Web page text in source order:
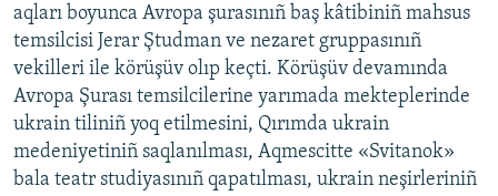
aqları boyunca Avropa şurasınıñ baş kâtibiniñ mahsus
temsilcisi Jerar Ştudman ve nezaret gruppasınıñ
vekilleri ile körüşüv olıp keçti. Körüşüv devamında
Avropa Şurası temsilcilerine yarımada mekteplerinde
ukrain tiliniñ yoq etilmesini, Qırımda ukrain
medeniyetiniñ saqlanılması, Aqmescitte «Svitanok»
bala teatr studiyasınıñ qapatılması, ukrain neşirleriniñ